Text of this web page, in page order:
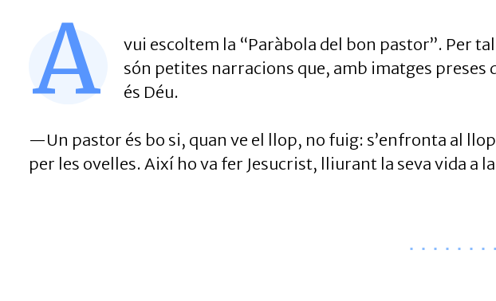
A
vui escoltem la “Paràbola del bon pastor”. Per
són petites narracions que, amb imatges preses
és Déu.
—Un pastor és bo si, quan ve el llop, no fuig: s’enfronta al
per les ovelles. Així ho va fer Jesucrist, lliurant la seva vida a